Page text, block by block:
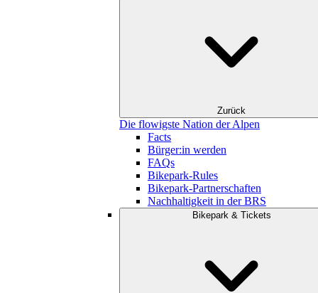
Zurück
Die flowigste Nation der Alpen
Facts
Bürger:in werden
FAQs
Bikepark-Rules
Bikepark-Partnerschaften
Nachhaltigkeit in der BRS
Bikepark & Tickets